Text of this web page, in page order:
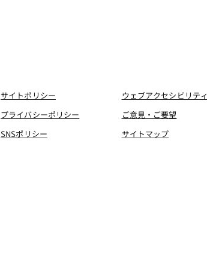
サイトポリシー
プライバシーポリシー
SNSポリシー
ウェブアクセシビリティ
ご意見・ご要望
サイトマップ